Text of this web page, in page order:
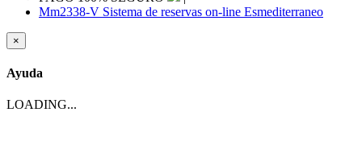
Mm2338-V Sistema de reservas on-line Esmediterraneo
×
Ayuda
LOADING...